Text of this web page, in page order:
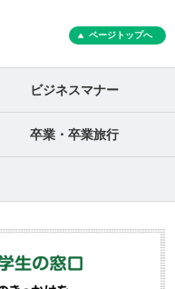
ページトップへ
ビジネスマナー
卒業・卒業旅行